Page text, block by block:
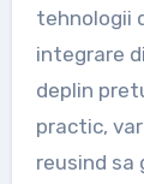
tehnologii
integrare
deplin
practic,
reusind sa